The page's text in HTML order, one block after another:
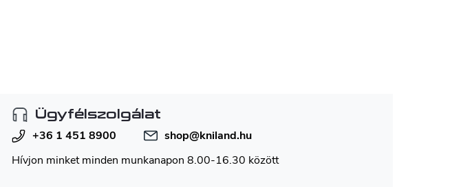
Ügyfélszolgálat
+36 1 451 8900
shop@kniland.hu
Hívjon minket minden munkanapon 8.00-16.30 között